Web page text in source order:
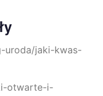
uroda/jaki-kwas-
otwarte-i-